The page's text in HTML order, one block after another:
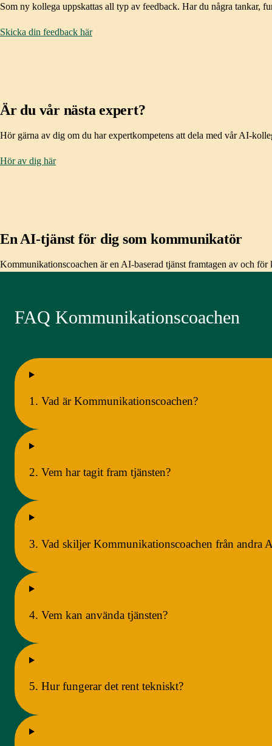
Som ny kollega uppskattas all typ av feedback. Har du några tankar,
Skicka din feedback här
Är du vår nästa expert?
Hör gärna av dig om du har expertkompetens att dela med vår AI-
Hör av dig här
En AI-tjänst för dig som kommunikatör
Kommunikationscoachen är en AI-baserad tjänst framtagen av och
FAQ Kommunikationscoachen
1. Vad är Kommunikationscoachen?
2. Vem har tagit fram tjänsten?
3. Vad skiljer Kommunikationscoachen från andra
4. Vem kan använda tjänsten?
5. Hur fungerar det rent tekniskt?